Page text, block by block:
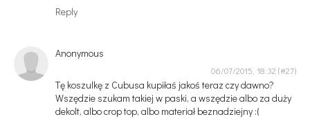
Reply
Anonymous
06/07/2015, 18:32
Tę koszulkę z Cubusa kupiłaś jakoś teraz czy dawno?
Wszędzie szukam takiej w paski, a wszędzie albo za duży
dekolt, albo crop top, albo materiał beznadziejny :(